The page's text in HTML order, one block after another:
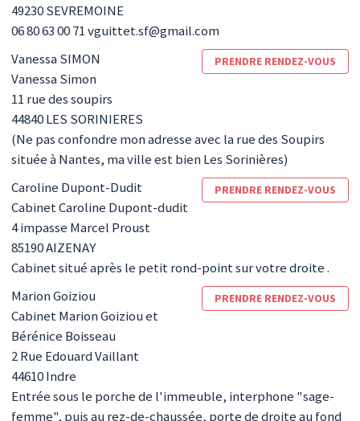
49230SEVREMOINE
06 80 63 00 71 vguittet.sf@gmail.com
VanessaSIMON PRENDRE RENDEZ-VOUS
Vanessa Simon
11 rue des soupirs
44840LES SORINIERES
(Ne pas confondre mon adresse avec la rue des Soupirs
située à Nantes, ma ville est bien Les Sorinières)
Caroline Dupont-Dudit PRENDRE RENDEZ-VOUS
Cabinet Caroline Dupont-dudit
4 impasse Marcel Proust
85190AIZENAY
Cabinet situé après le petit rond-point sur votre droite .
MarionGoiziou PRENDRE RENDEZ-VOUS
Cabinet Marion Goiziou et
Bérénice Boisseau
2 Rue Edouard Vaillant
44610Indre
Entrée sous le porche de l'immeuble, interphone "sage-
femme", puis au rez-de-chaussée, porte de droite au fond